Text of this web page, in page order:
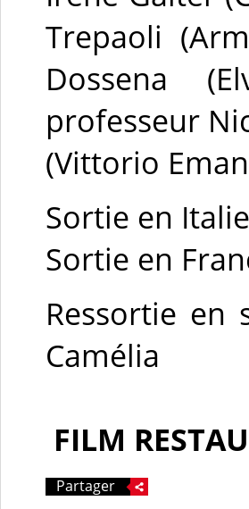
Trepaoli
Dossena
professeur
(Vittorio
Sortie en
Sortie en
Ressortie en
Camélia
FILM
Partager